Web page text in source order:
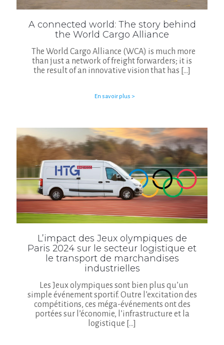
A connected world: The story behind
the World Cargo Alliance
The World Cargo Alliance (WCA) is much more
than just a network of freight forwarders; it is
the result of an innovative vision that has […]
En savoir plus >
L’impact des Jeux olympiques de
Paris 2024 sur le secteur logistique et
le transport de marchandises
industrielles
Les Jeux olympiques sont bien plus qu’un
simple événement sportif. Outre l’excitation des
compétitions, ces méga-événements ont des
portées sur l’économie, l’infrastructure et la
logistique […]